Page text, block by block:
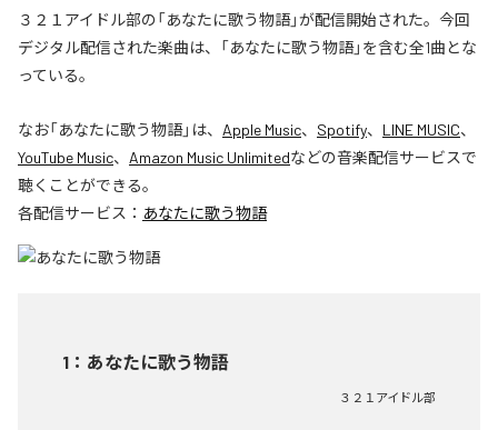
３２１アイドル部の「あなたに歌う物語」が配信開始された。今回
デジタル配信された楽曲は、「あなたに歌う物語」を含む全1曲とな
っている。
なお「あなたに歌う物語」は、 Apple Music、 Spotify、 LINE MUSIC、
YouTube Music、 Amazon Music Unlimitedなどの音楽配信サービスで
聴くことができる。
各配信サービス： あなたに歌う物語
1 ： あなたに歌う物語
３２１アイドル部